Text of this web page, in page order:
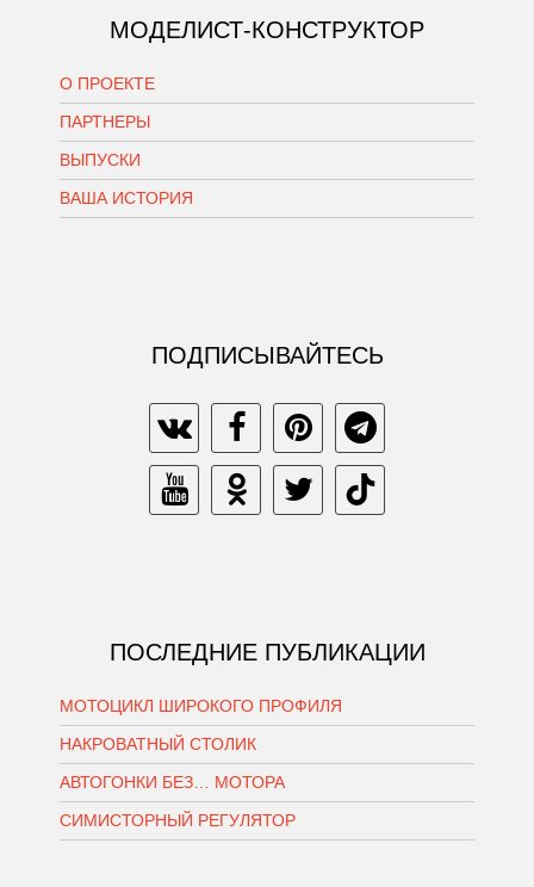
МОДЕЛИСТ-КОНСТРУКТОР
О ПРОЕКТЕ
ПАРТНЕРЫ
ВЫПУСКИ
ВАША ИСТОРИЯ
ПОДПИСЫВАЙТЕСЬ
ПОСЛЕДНИЕ ПУБЛИКАЦИИ
МОТОЦИКЛ ШИРОКОГО ПРОФИЛЯ
НАКРОВАТНЫЙ СТОЛИК
АВТОГОНКИ БЕЗ… МОТОРА
СИМИСТОРНЫЙ РЕГУЛЯТОР